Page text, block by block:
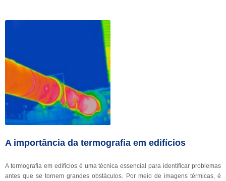
A importância da termografia em edifícios
A termografia em edifícios é uma técnica essencial para identificar problemas
antes que se tornem grandes obstáculos. Por meio de imagens térmicas, é